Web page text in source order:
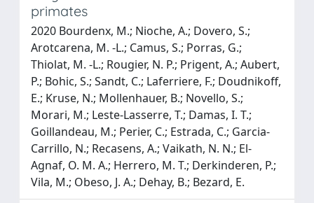
primates
2020 Bourdenx, M.; Nioche, A.; Dovero, S.;
Arotcarena, M. -L.; Camus, S.; Porras, G.;
Thiolat, M. -L.; Rougier, N. P.; Prigent, A.; Aubert,
P.; Bohic, S.; Sandt, C.; Laferriere, F.; Doudnikoff,
E.; Kruse, N.; Mollenhauer, B.; Novello, S.;
Morari, M.; Leste-Lasserre, T.; Damas, I. T.;
Goillandeau, M.; Perier, C.; Estrada, C.; Garcia-
Carrillo, N.; Recasens, A.; Vaikath, N. N.; El-
Agnaf, O. M. A.; Herrero, M. T.; Derkinderen, P.;
Vila, M.; Obeso, J. A.; Dehay, B.; Bezard, E.